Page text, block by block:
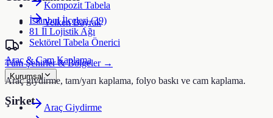
İstanbul İlçeleri (39)
81 İl Lojistik Ağı
Sektörel Tabela Önerici
Tüm Şehirler & Bölgeler →
Kurumsal
Şirket
Kompozit Tabela
Yelken Bayrak
Araç & Cam Kaplama
Araç giydirme, tam/yarı kaplama, folyo baskı ve cam kaplama.
Araç Giydirme